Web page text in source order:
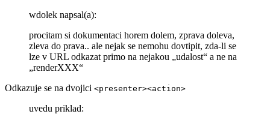
wdolek napsal(a):
procitam si dokumentaci horem dolem, zprava doleva,
zleva do prava.. ale nejak se nemohu dovtipit, zda-li se
lze v URL odkazat primo na nejakou „udalost“ a ne na
„renderXXX“
Odkazuje se na dvojici <presenter><action>
uvedu priklad: